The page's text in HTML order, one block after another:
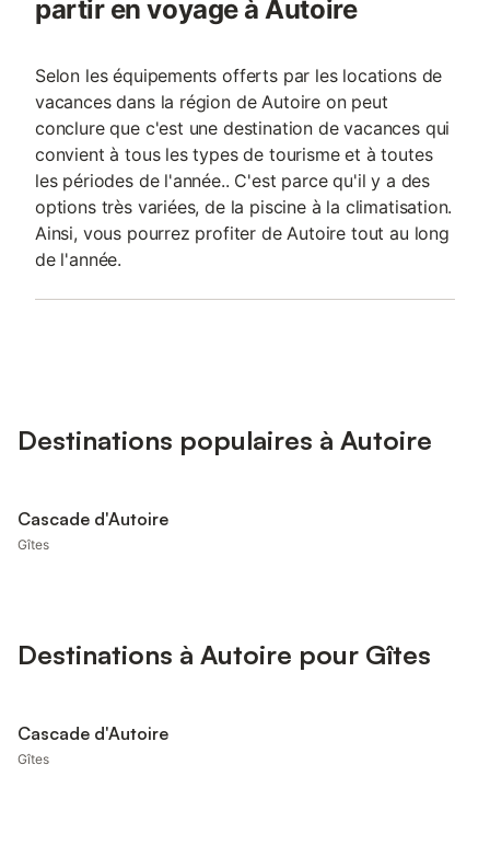
partir en voyage à Autoire
Selon les équipements offerts par les locations de
vacances dans la région de Autoire on peut
conclure que c'est une destination de vacances qui
convient à tous les types de tourisme et à toutes
les périodes de l'année.. C'est parce qu'il y a des
options très variées, de la piscine à la climatisation.
Ainsi, vous pourrez profiter de Autoire tout au long
de l'année.
Destinations populaires à Autoire
Cascade d'Autoire
Gîtes
Destinations à Autoire pour Gîtes
Cascade d'Autoire
Gîtes